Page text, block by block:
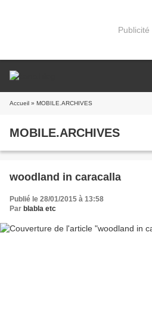
Publicité
Accueil » MOBILE.ARCHIVES
MOBILE.ARCHIVES
woodland in caracalla
Publié le 28/01/2015 à 13:58
Par blabla etc